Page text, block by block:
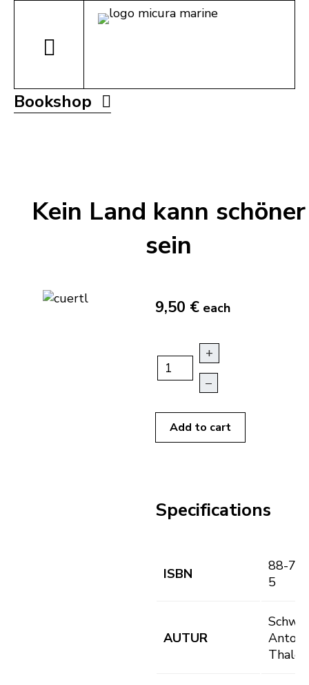
Bookshop
Kein Land kann schöner
sein
9,50 € each
+
–
Add to cart
Specifications
ISBN
88-
5
AUTUR
Anton